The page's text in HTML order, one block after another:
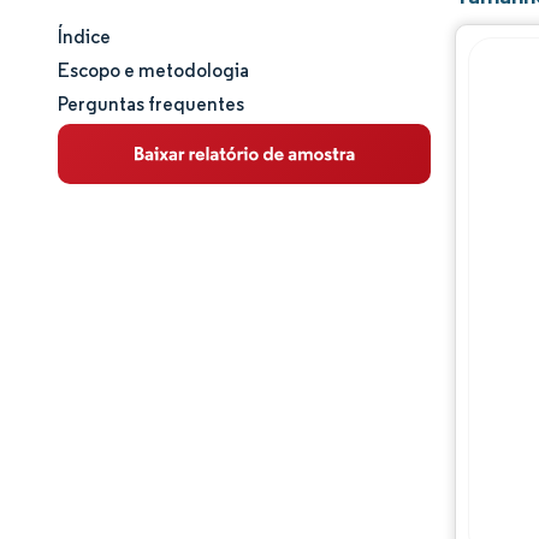
Tamanho e participação de mercado
Análise de mercado
Tendências e insights
Índice
Escopo e metodologia
Perguntas frequentes